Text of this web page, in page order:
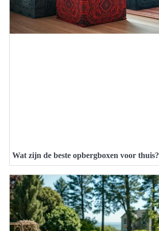
Wat zijn de beste opbergboxen voor thuis?